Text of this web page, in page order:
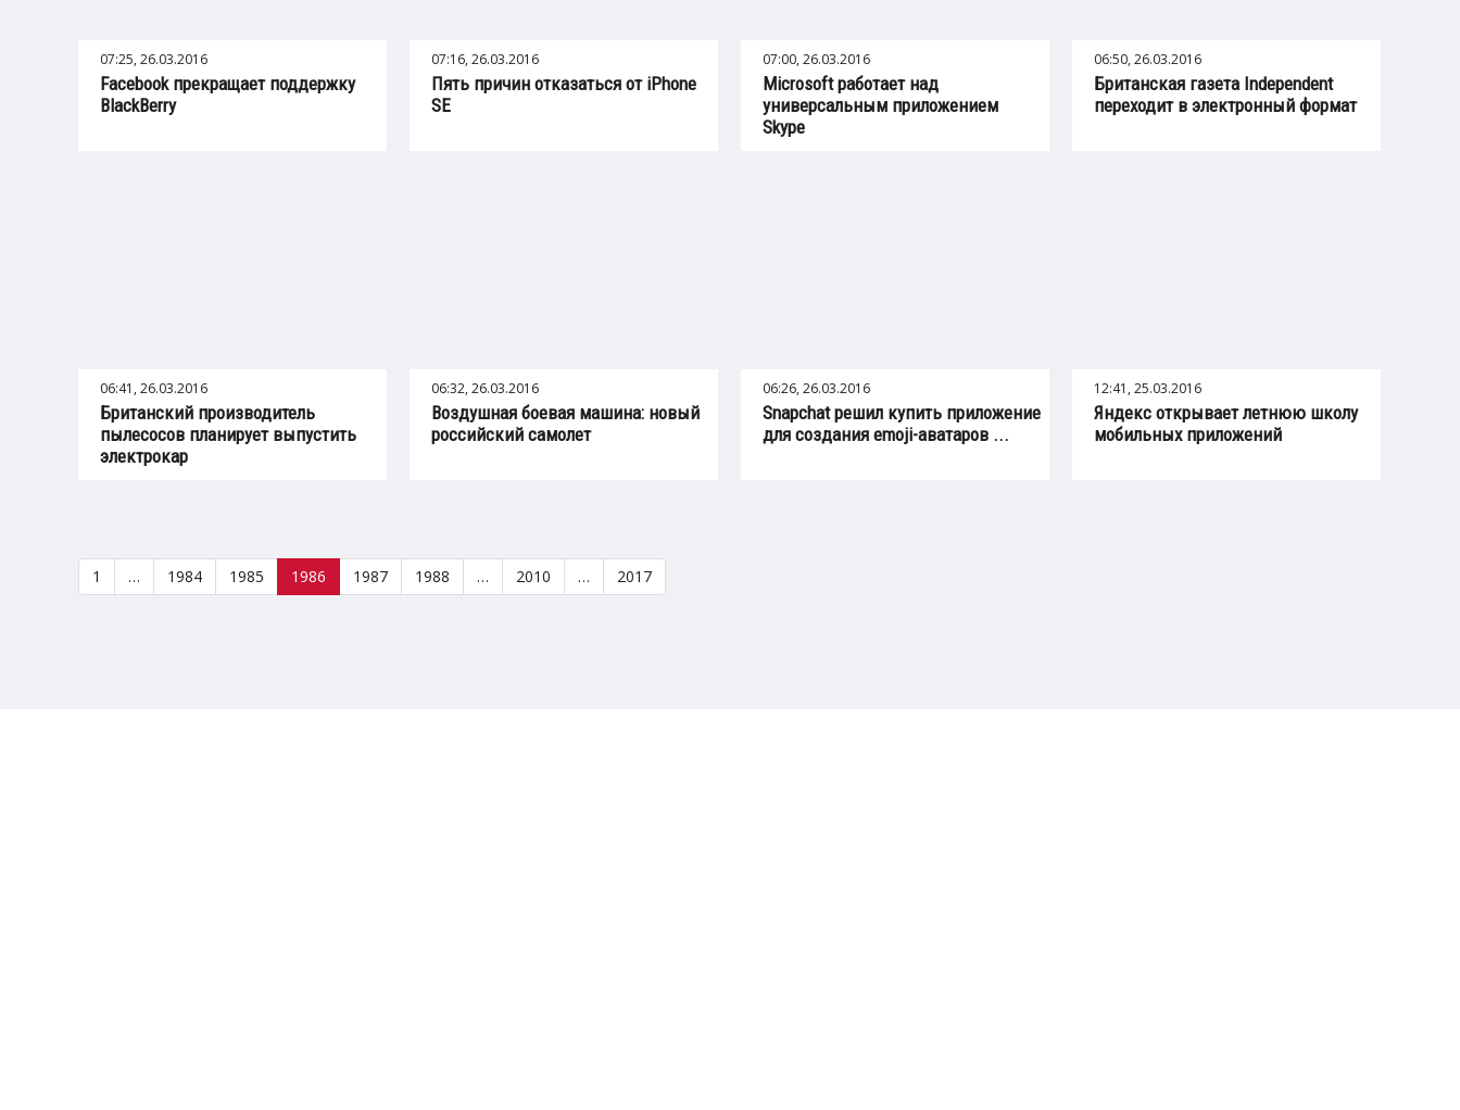
07:25, 26.03.2016
Facebook прекращает поддержку
BlackBerry
07:16, 26.03.2016
Пять причин отказаться от iPhone
SE
07:00, 26.03.2016
Microsoft работает над
универсальным приложением
Skype
06:50, 26.03.2016
Британская газета Independent
переходит в электронный формат
06:41, 26.03.2016
Британский производитель
пылесосов планирует выпустить
электрокар
06:32, 26.03.2016
Воздушная боевая машина: новый
российский самолет
06:26, 26.03.2016
Snapchat решил купить приложение
для создания emoji-аватаров ...
12:41, 25.03.2016
Яндекс открывает летнюю школу
мобильных приложений
1 … 1984 1985 1986 1987 1988 … 2010 … 2017